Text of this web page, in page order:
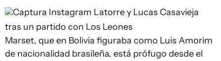
Captura Instagram Latorre y Lucas Casavieja
tras un partido con Los Leones
Marset, que en Bolivia figuraba como Luis Amorim
de nacionalidad brasileña, está prófugo desde el